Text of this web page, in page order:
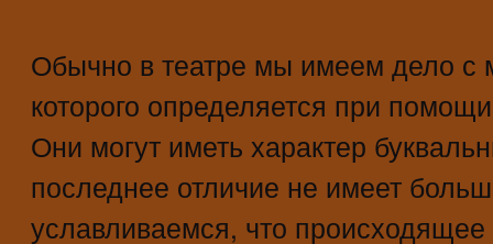
Обычно в театре мы имеем дело с
которого определяется при
Они могут иметь характер
последнее отличие не имеет
уславливаемся, что